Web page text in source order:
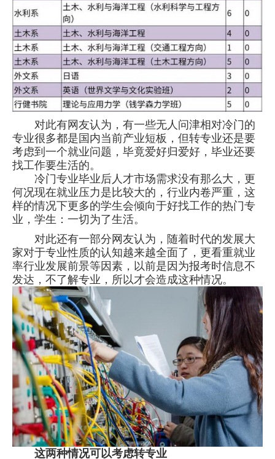
对此有网友认为，有一些无人问津相对冷门的
专业很多都是国内当前产业短板，但转专业还是要
考虑到一个就业问题，毕竟爱好归爱好，毕业还要
找工作要生活的。
冷门专业毕业后人才市场需求没有那么大，更
何况现在就业压力是比较大的，行业内卷严重，这
样的情况下更多的学生会倾向于好找工作的热门专
业，学生：一切为了生活。
对此还有一部分网友认为，随着时代的发展大
家对于专业性质的认知越来越全面了，更看重就业
率行业发展前景等因素，以前是因为报考时信息不
发达，不了解专业，所以才会造成这种情况。
这两种情况可以考虑转专业